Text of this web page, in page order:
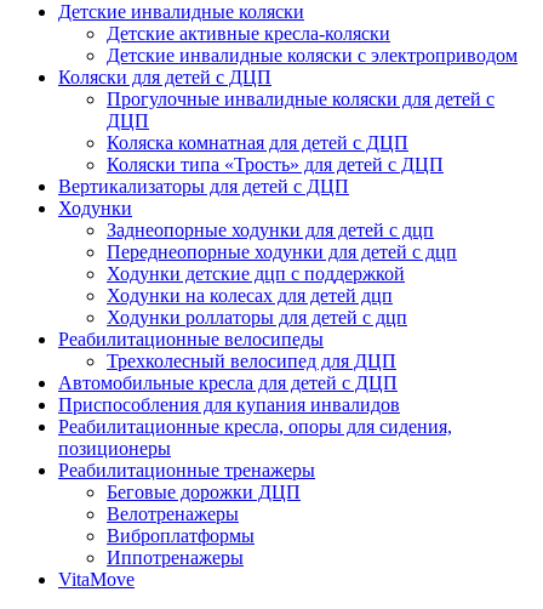
Детские инвалидные коляски
Детские активные кресла-коляски
Детские инвалидные коляски с электроприводом
Коляски для детей с ДЦП
Прогулочные инвалидные коляски для детей с
ДЦП
Коляска комнатная для детей с ДЦП
Коляски типа «Трость» для детей с ДЦП
Вертикализаторы для детей с ДЦП
Ходунки
Заднеопорные ходунки для детей с дцп
Переднеопорные ходунки для детей с дцп
Ходунки детские дцп с поддержкой
Ходунки на колесах для детей дцп
Ходунки роллаторы для детей с дцп
Реабилитационные велосипеды
Трехколесный велосипед для ДЦП
Автомобильные кресла для детей с ДЦП
Приспособления для купания инвалидов
Реабилитационные кресла, опоры для сидения,
позиционеры
Реабилитационные тренажеры
Беговые дорожки ДЦП
Велотренажеры
Виброплатформы
Иппотренажеры
VitaMove